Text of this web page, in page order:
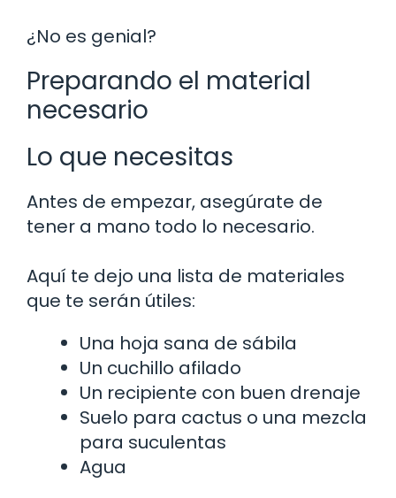
¿No es genial?
Preparando el material
necesario
Lo que necesitas
Antes de empezar, asegúrate de
tener a mano todo lo necesario.
Aquí te dejo una lista de materiales
que te serán útiles:
Una hoja sana de sábila
Un cuchillo afilado
Un recipiente con buen drenaje
Suelo para cactus o una mezcla
para suculentas
Agua